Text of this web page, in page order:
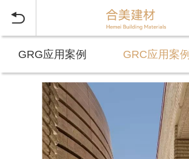

GRG应用案例 GRC应用案例